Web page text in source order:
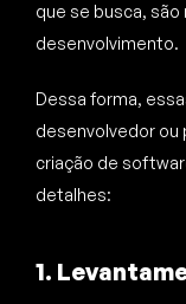
que se busca,
desenvolvimento.
Dessa forma,
desenvolvedor ou
criação de
detalhes:
1.